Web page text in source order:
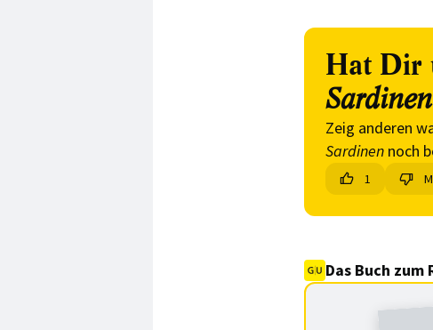
Hat Dir
Sardinen
Zeig anderen
Sardinen noch
1
Das Buch zum